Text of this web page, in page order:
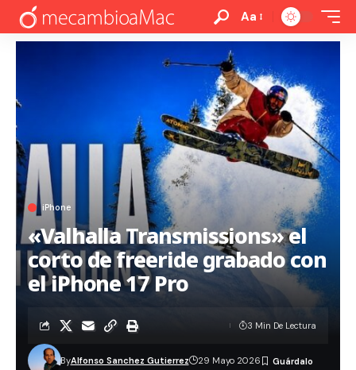
Aa
iPhone
«Valhalla Transmissions» el
corto de freeride grabado con
el iPhone 17 Pro
ByAlfonso Sanchez Gutierrez 29 Mayo 2026
3 Min De Lectura